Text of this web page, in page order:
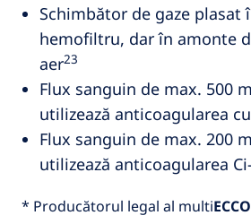
Schimbător de gaze plasat
hemofiltru, dar în amonte
aer23
Flux sanguin de max. 500
utilizează anticoagularea
Flux sanguin de max. 200
utilizează anticoagularea
* Producătorul legal al multi